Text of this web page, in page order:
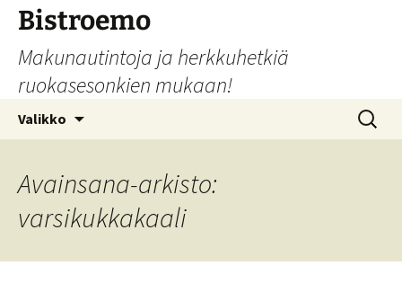
Siirry
sisältöön
Bistroemo
Makunautintoja ja herkkuhetkiä
ruokasesonkien mukaan!
Valikko Haku:
Avainsana-arkisto:
varsikukkakaali